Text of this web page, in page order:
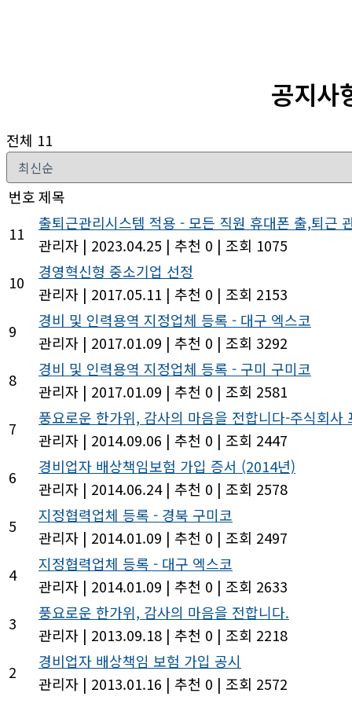
공지사
전체 11
번호제목
11
출퇴근관리시스템 적용 - 모든 직원 휴대폰 출,퇴근
관리자 | 2023.04.25 | 추천 0 | 조회 1075
10
경영혁신형 중소기업 선정
관리자 | 2017.05.11 | 추천 0 | 조회 2153
9
경비 및 인력용역 지정업체 등록 - 대구 엑스코
관리자 | 2017.01.09 | 추천 0 | 조회 3292
8
경비 및 인력용역 지정업체 등록 - 구미 구미코
관리자 | 2017.01.09 | 추천 0 | 조회 2581
7
풍요로운 한가위, 감사의 마음을 전합니다-주식회사
관리자 | 2014.09.06 | 추천 0 | 조회 2447
6
경비업자 배상책임보험 가입 증서 (2014년)
관리자 | 2014.06.24 | 추천 0 | 조회 2578
5
지정협력업체 등록 - 경북 구미코
관리자 | 2014.01.09 | 추천 0 | 조회 2497
4
지정협력업체 등록 - 대구 엑스코
관리자 | 2014.01.09 | 추천 0 | 조회 2633
3
풍요로운 한가위, 감사의 마음을 전합니다.
관리자 | 2013.09.18 | 추천 0 | 조회 2218
2
경비업자 배상책임 보험 가입 공시
관리자 | 2013.01.16 | 추천 0 | 조회 2572